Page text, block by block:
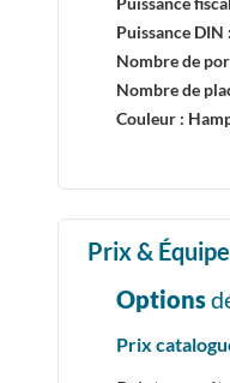
Puissance DIN :
Nombre de
Nombre de
Couleur :
Prix &
Options
Prix